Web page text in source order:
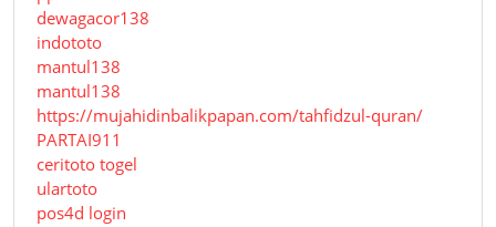
dewagacor138
indototo
mantul138
mantul138
https://mujahidinbalikpapan.com/tahfidzul-quran/
PARTAI911
ceritoto togel
ulartoto
pos4d login